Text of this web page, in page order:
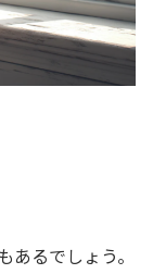
るでしょう。